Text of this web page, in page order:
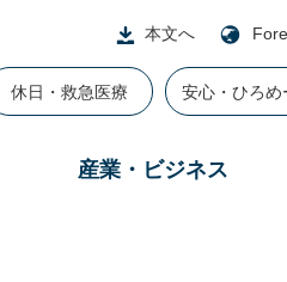
本文へ
休日・救急医療 安心・ひろめ
産業・ビジネス